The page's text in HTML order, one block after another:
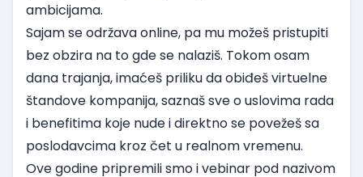
ambicijama.
Sajam se održava online, pa mu možeš pristupiti
bez obzira na to gde se nalaziš. Tokom osam
dana trajanja, imaćeš priliku da obiđeš virtuelne
štandove kompanija, saznaš sve o uslovima rada
i benefitima koje nude i direktno se povežeš sa
poslodavcima kroz čet u realnom vremenu.
Ove godine pripremili smo i vebinar pod nazivom